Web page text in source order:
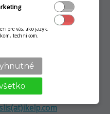
nezáväznú cenovú
vaše otázky
špecialista
766
pre vás, ako jazyk,
technikom.